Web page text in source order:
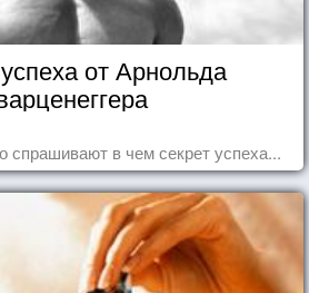
от Арнольда
спрашивают в чем секрет успеха...